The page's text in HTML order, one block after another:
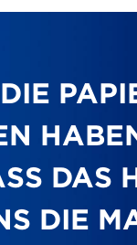
DAS
DIE